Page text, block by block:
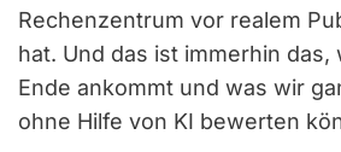
Rechenzentrum vor realem
hat. Und das ist immerhin das,
Ende ankommt und was wir
ohne Hilfe von KI bewerten